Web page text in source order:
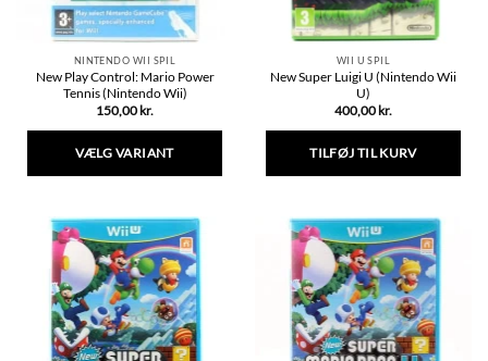
NINTENDO WII SPIL
New Play Control: Mario Power
Tennis (Nintendo Wii)
150,00 kr.
VÆLG VARIANT
har
flere
varianter.
Mulighederne
kan
vælges
på
WII U SPIL
New Super Luigi U (Nintendo Wii
U)
400,00 kr.
TILFØJ TIL KURV